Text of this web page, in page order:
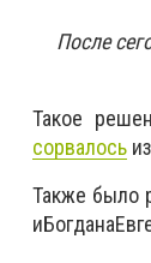
После
Такое
сорвалось
Также было
иБогдана